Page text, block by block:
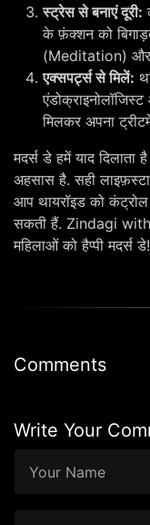
स्ट्रेस से बनाएं दूरी:
के फ़ंक्शन को
(Meditation) और
एक्सपर्ट्स से मिलें:
मिलकर अपना
मदर्स डे हमें याद
अहसास है. सही
आप थायरॉइड को
सकती हैं. Zindagi with
महिलाओं को हैप्पी मदर्स डे!
Comments
Write Your